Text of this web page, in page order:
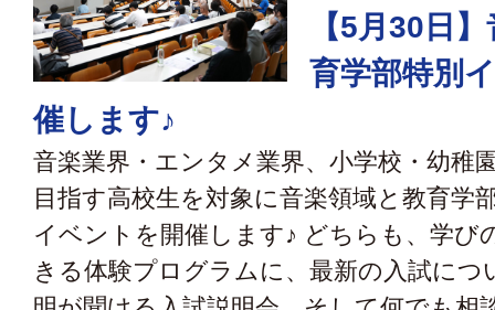
【5月30日
育学部特別
催します♪
音楽業界・エンタメ業界、小学校・幼稚
目指す高校生を対象に音楽領域と教育学
イベントを開催します♪ どちらも、学び
きる体験プログラムに、最新の入試につ